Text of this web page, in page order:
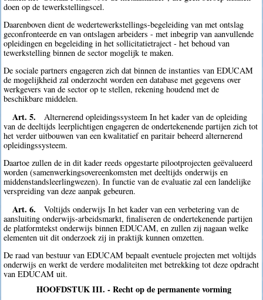
doen op de tewerkstellingscel.
Daarenboven dient de wedertewerkstellings-begeleiding van met ontslag
geconfronteerde en van ontslagen arbeiders - met inbegrip van aanvullende
opleidingen en begeleiding in het sollicitatietraject - het behoud van
tewerkstelling binnen de sector mogelijk te maken.
De sociale partners engageren zich dat binnen de instanties van EDUCAM
de mogelijkheid zal onderzocht worden een database met gegevens over
werkgevers van de sector op te stellen, rekening houdend met de
beschikbare middelen.
Art. 5.
Alternerend opleidingssysteem In het kader van de opleiding
van de deeltijds leerplichtigen engageren de ondertekenende partijen zich tot
het verder uitbouwen van een kwalitatief en paritair beheerd alternerend
opleidingssysteem.
Daartoe zullen de in dit kader reeds opgestarte pilootprojecten geëvalueerd
worden (samenwerkingsovereenkomsten met deeltijds onderwijs en
middenstandsleerlingwezen). In functie van de evaluatie zal een landelijke
verspreiding van deze aanpak gebeuren.
Art. 6.
Voltijds onderwijs In het kader van een verbetering van de
aansluiting onderwijs-arbeidsmarkt, finaliseren de ondertekenende partijen
de platformtekst onderwijs binnen EDUCAM, en zullen zij nagaan welke
elementen uit dit onderzoek zij in praktijk kunnen omzetten.
De raad van bestuur van EDUCAM bepaalt eventuele projecten met voltijds
onderwijs en werkt de verdere modaliteiten met betrekking tot deze opdracht
van EDUCAM uit.
HOOFDSTUK III. - Recht op de permanente vorming